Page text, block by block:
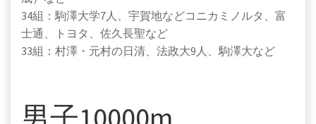
34組：駒澤大学7人、宇賀地などコニカミノルタ、富
士通、トヨタ、佐久長聖など
33組：村澤・元村の日清、法政大9人、駒澤大など